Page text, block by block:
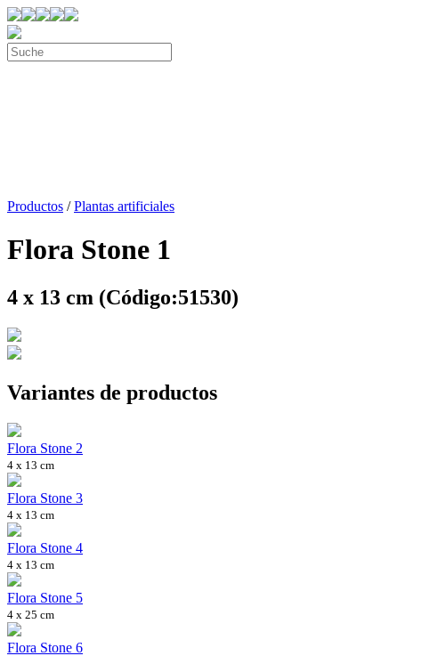
Productos /Plantas artificiales
Flora Stone 1
4 x 13 cm (Código:51530)
Variantes de productos
Flora Stone 2
4 x 13 cm
Flora Stone 3
4 x 13 cm
Flora Stone 4
4 x 13 cm
Flora Stone 5
4 x 25 cm
Flora Stone 6